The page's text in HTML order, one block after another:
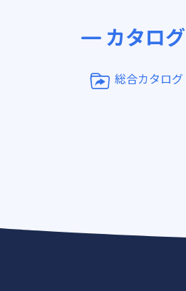
カタログ
総合カタログ